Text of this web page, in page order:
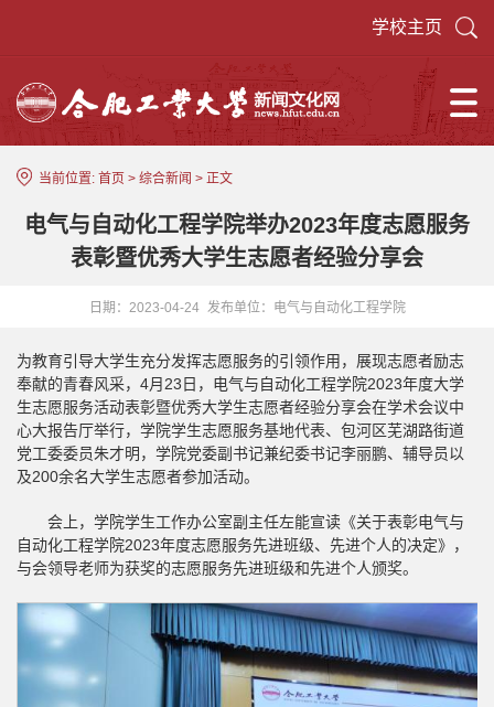
学校主页
当前位置: 首页 > 综合新闻 > 正文
电气与自动化工程学院举办2023年度志愿服务
表彰暨优秀大学生志愿者经验分享会
日期：2023-04-24 发布单位：电气与自动化工程学院
为教育引导大学生充分发挥志愿服务的引领作用，展现志愿者励志
奉献的青春风采，4月23日，电气与自动化工程学院2023年度大学
生志愿服务活动表彰暨优秀大学生志愿者经验分享会在学术会议中
心大报告厅举行，学院学生志愿服务基地代表、包河区芜湖路街道
党工委委员朱才明，学院党委副书记兼纪委书记李丽鹏、辅导员以
及200余名大学生志愿者参加活动。
会上，学院学生工作办公室副主任左能宣读《关于表彰电气与
自动化工程学院2023年度志愿服务先进班级、先进个人的决定》，
与会领导老师为获奖的志愿服务先进班级和先进个人颁奖。